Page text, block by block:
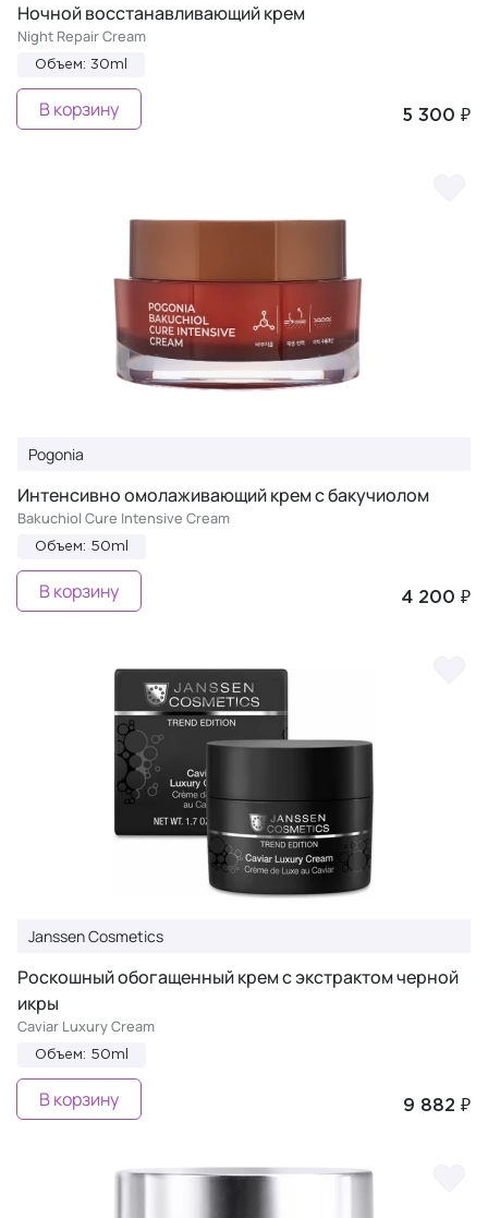
Ночной восстанавливающий крем
Night Repair Cream
Объем: 30ml
5 300 ₽
В корзину
Pogonia
Интенсивно омолаживающий крем с бакучиолом
Bakuchiol Cure Intensive Cream
Объем: 50ml
4 200 ₽
В корзину
Janssen Cosmetics
Роскошный обогащенный крем с экстрактом черной
икры
Caviar Luxury Cream
Объем: 50ml
9 882 ₽
В корзину